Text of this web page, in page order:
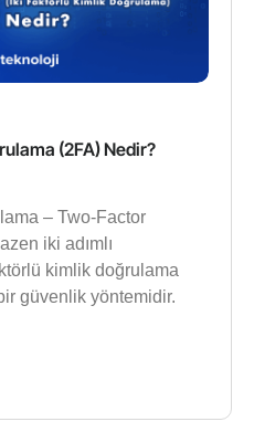
(2FA) Nedir?
– Two-Factor
iki adımlı
kimlik doğrulama
güvenlik yöntemidir.